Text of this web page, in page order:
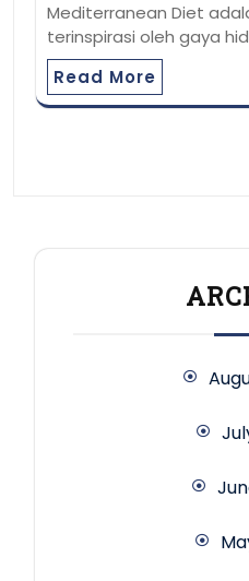
Mediterranean Diet
terinspirasi oleh gaya
Read More